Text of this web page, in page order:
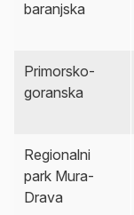
baranjska
Primorsko-
goranska
Regionalni
park Mura-
Drava